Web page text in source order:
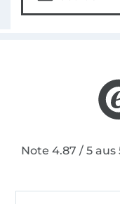
Note 4.87 / 5